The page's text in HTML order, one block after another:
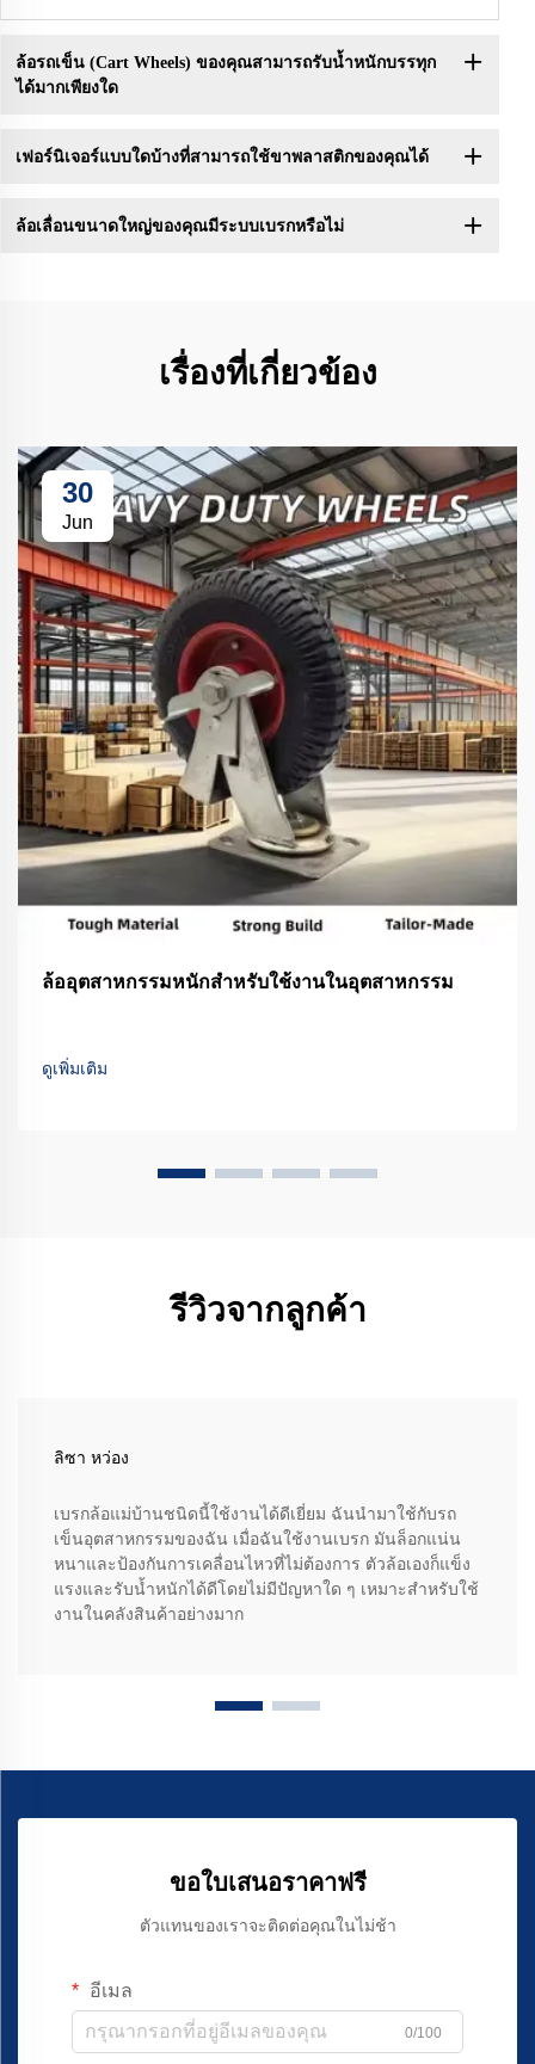
ล้อรถเข็น (Cart Wheels) ของคุณสามารถรับน้ำหนักบรรทุก
ได้มากเพียงใด
เฟอร์นิเจอร์แบบใดบ้างที่สามารถใช้ขาพลาสติกของคุณได้
ล้อเลื่อนขนาดใหญ่ของคุณมีระบบเบรกหรือไม่
เรื่องที่เกี่ยวข้อง
30
Jun
ล้ออุตสาหกรรมหนักสำหรับใช้งานในอุตสาหกรรม
ดูเพิ่มเติม
รีวิวจากลูกค้า
ลิซา หว่อง
เบรกล้อแม่บ้านชนิดนี้ใช้งานได้ดีเยี่ยม ฉันนำมาใช้กับรถ
เข็นอุตสาหกรรมของฉัน เมื่อฉันใช้งานเบรก มันล็อกแน่น
หนาและป้องกันการเคลื่อนไหวที่ไม่ต้องการ ตัวล้อเองก็แข็ง
แรงและรับน้ำหนักได้ดีโดยไม่มีปัญหาใด ๆ เหมาะสำหรับใช้
งานในคลังสินค้าอย่างมาก
ขอใบเสนอราคาฟรี
ตัวแทนของเราจะติดต่อคุณในไม่ช้า
อีเมล
0/100